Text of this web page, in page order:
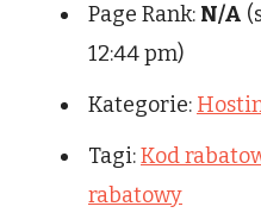
Page Rank: N/A
12:44 pm)
Kategorie:
Tagi:Kod
rabatowy